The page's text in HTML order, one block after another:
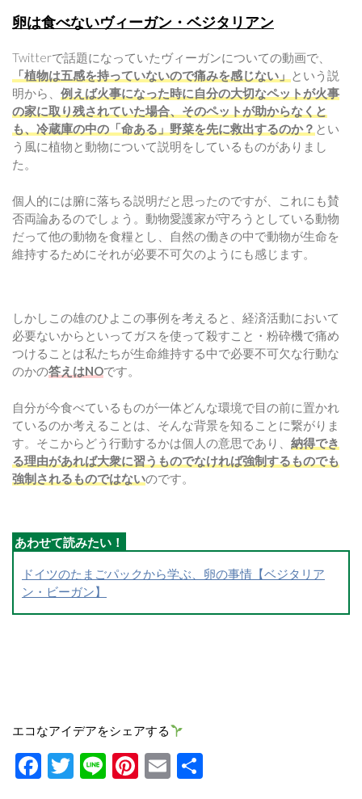
卵は食べないヴィーガン・ベジタリアン
Twitterで話題になっていたヴィーガンについての動画で、
「植物は五感を持っていないので痛みを感じない」 という説
明から、 例えば火事になった時に自分の大切なペットが火事
の家に取り残されていた場合、そのペットが助からなくと
も、冷蔵庫の中の「命ある」野菜を先に救出するのか？ とい
う風に植物と動物について説明をしているものがありまし
た。
個人的には腑に落ちる説明だと思ったのですが、これにも賛
否両論あるのでしょう。動物愛護家が守ろうとしている動物
だって他の動物を食糧とし、自然の働きの中で動物が生命を
維持するためにそれが必要不可欠のようにも感じます。
しかしこの雄のひよこの事例を考えると、経済活動において
必要ないからといってガスを使って殺すこと・粉砕機で痛め
つけることは私たちが生命維持する中で必要不可欠な行動な
のかの答えはNOです。
自分が今食べているものが一体どんな環境で目の前に置かれ
ているのか考えることは、そんな背景を知ることに繋がりま
す。そこからどう行動するかは個人の意思であり、 納得でき
る理由があれば大衆に習うものでなければ強制するものでも
強制されるものではないのです。
ドイツのたまごパックから学ぶ、卵の事情【ベジタリア
ン・ビーガン】
エコなアイデアをシェアする
Facebook
Twitter
LinePinterest
Email